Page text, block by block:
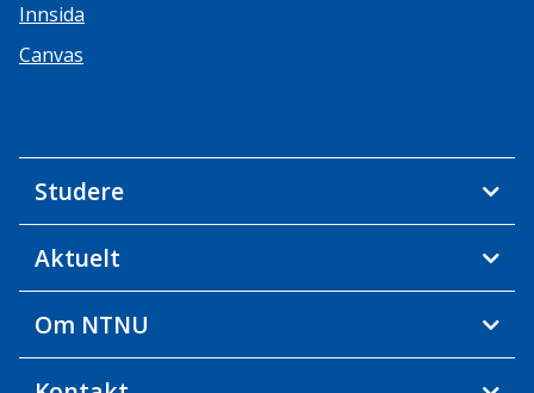
Innsida
Canvas
Studere
Aktuelt
Om NTNU